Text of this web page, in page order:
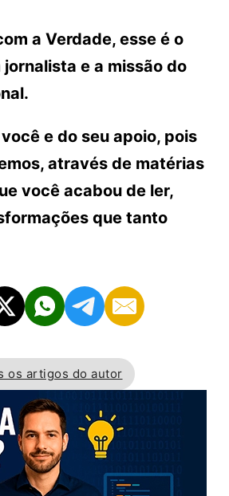
a Verdade, esse é o
e a missão do
e do seu apoio, pois
através de matérias
você acabou de ler,
que tanto
os artigos do autor